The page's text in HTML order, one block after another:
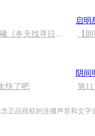
《冬天找寻日落
启明
【
快了吧
阴间
第
正品授权的连播声音和文字